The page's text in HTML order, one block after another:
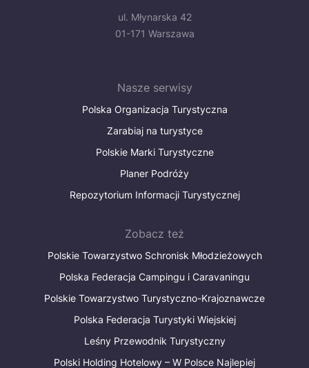
ul. Młynarska 42
01-171 Warszawa
Nasze serwisy
Polska Organizacja Turystyczna
Zarabiaj na turystyce
Polskie Marki Turystyczne
Planer Podróży
Repozytorium Informacji Turystycznej
Zobacz też
Polskie Towarzystwo Schronisk Młodzieżowych
Polska Federacja Campingu i Caravaningu
Polskie Towarzystwo Turystyczno-Krajoznawcze
Polska Federacja Turystyki Wiejskiej
Leśny Przewodnik Turystyczny
Polski Holding Hotelowy – W Polsce Najlepiej